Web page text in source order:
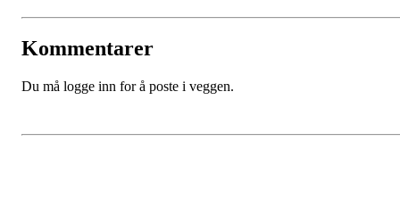
Kommentarer
Du må logge inn for å poste i veggen.